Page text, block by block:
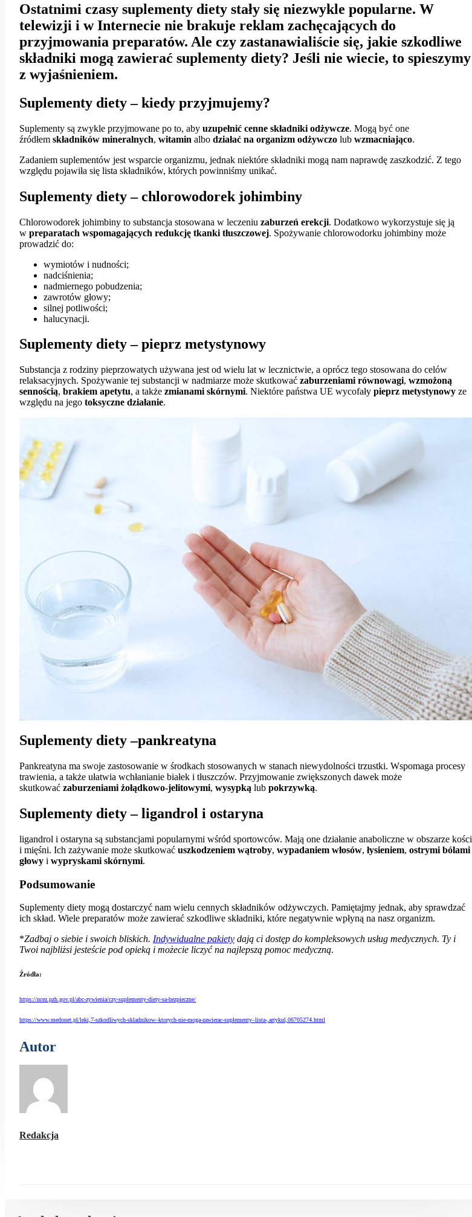
Ostatnimi czasy suplementy diety stały się niezwykle popularne. W
telewizji i w Internecie nie brakuje reklam zachęcających do
przyjmowania preparatów. Ale czy zastanawialiście się, jakie szkodliwe
składniki mogą zawierać suplementy diety? Jeśli nie wiecie, to spieszymy
z wyjaśnieniem.
Suplementy diety – kiedy przyjmujemy?
Suplementy są zwykle przyjmowane po to, aby uzupełnić cenne składniki odżywcze. Mogą być one
źródłem składników mineralnych, witamin albo działać na organizm odżywczo lub wzmacniająco.
Zadaniem suplementów jest wsparcie organizmu, jednak niektóre składniki mogą nam naprawdę zaszkodzić. Z tego
względu pojawiła się lista składników, których powinniśmy unikać.
Suplementy diety – chlorowodorek johimbiny
Chlorowodorek johimbiny to substancja stosowana w leczeniu zaburzeń erekcji. Dodatkowo wykorzystuje się ją
w preparatach wspomagających redukcję tkanki tłuszczowej. Spożywanie chlorowodorku johimbiny może
prowadzić do:
wymiotów i nudności;
nadciśnienia;
nadmiernego pobudzenia;
zawrotów głowy;
silnej potliwości;
halucynacji.
Suplementy diety – pieprz metystynowy
Substancja z rodziny pieprzowatych używana jest od wielu lat w lecznictwie, a oprócz tego stosowana do celów
relaksacyjnych. Spożywanie tej substancji w nadmiarze może skutkować zaburzeniami równowagi, wzmożoną
sennością, brakiem apetytu, a także zmianami skórnymi. Niektóre państwa UE wycofały pieprz metystynowy ze
względu na jego toksyczne działanie.
Suplementy diety –pankreatyna
Pankreatyna ma swoje zastosowanie w środkach stosowanych w stanach niewydolności trzustki. Wspomaga procesy
trawienia, a także ułatwia wchłanianie białek i tłuszczów. Przyjmowanie zwiększonych dawek może
skutkować zaburzeniami żołądkowo-jelitowymi, wysypką lub pokrzywką.
Suplementy diety – ligandrol i ostaryna
ligandrol i ostaryna są substancjami popularnymi wśród sportowców. Mają one działanie anaboliczne w obszarze kości
i mięśni. Ich zażywanie może skutkować uszkodzeniem wątroby, wypadaniem włosów, łysieniem, ostrymi bólami
głowy i wypryskami skórnymi.
Podsumowanie
Suplementy diety mogą dostarczyć nam wielu cennych składników odżywczych. Pamiętajmy jednak, aby sprawdzać
ich skład. Wiele preparatów może zawierać szkodliwe składniki, które negatywnie wpłyną na nasz organizm.
*Zadbaj o siebie i swoich bliskich. Indywidualne pakiety dają ci dostęp do kompleksowych usług medycznych. Ty i
Twoi najbliżsi jesteście pod opieką i możecie liczyć na najlepszą pomoc medyczną.
Źródła:
https://ncez.pzh.gov.pl/abc-zywienia/czy-suplementy-diety-sa-bezpieczne/
https://www.medonet.pl/leki,7-szkodliwych-skladnikow–ktorych-nie-moga-zawierac-suplementy–lista-,artykul,06705274.html
Autor
Redakcja